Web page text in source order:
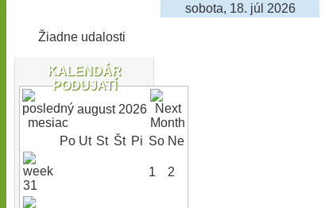
sobota, 18. júl 2026
Žiadne udalosti
KALENDÁR
PODUJATÍ
august 2026
Po Ut St Št Pi So Ne
1 2